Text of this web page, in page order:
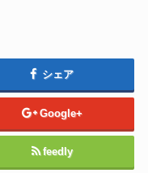
シェア
Google+
feedly